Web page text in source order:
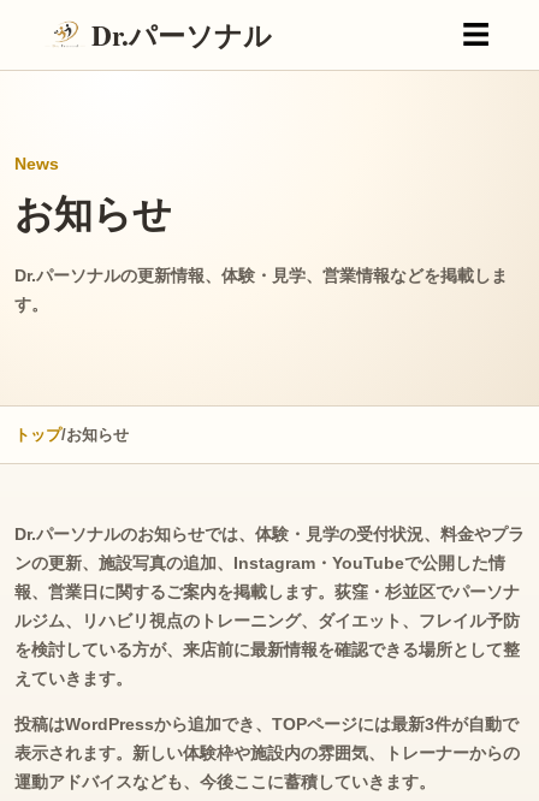
Dr.パーソナル ☰
News
お知らせ
Dr.パーソナルの更新情報、体験・見学、営業情報などを掲載しま
す。
トップ/お知らせ
Dr.パーソナルのお知らせでは、体験・見学の受付状況、料金やプラ
ンの更新、施設写真の追加、Instagram・YouTubeで公開した情
報、営業日に関するご案内を掲載します。荻窪・杉並区でパーソナ
ルジム、リハビリ視点のトレーニング、ダイエット、フレイル予防
を検討している方が、来店前に最新情報を確認できる場所として整
えていきます。
投稿はWordPressから追加でき、TOPページには最新3件が自動で
表示されます。新しい体験枠や施設内の雰囲気、トレーナーからの
運動アドバイスなども、今後ここに蓄積していきます。